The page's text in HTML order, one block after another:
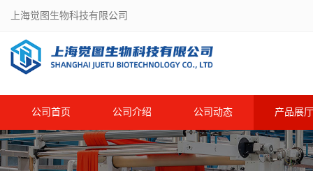
上海觉图生物科技有限公司
公司首页 公司介绍 公司动态 产品展厅